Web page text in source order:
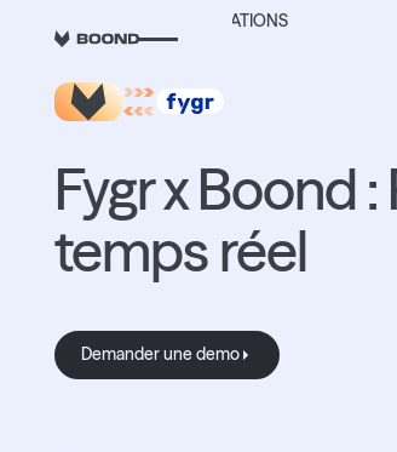
RETOUR AUX INTEGRATIONS
Fygr x Boond
temps réel
Demander une demo
Demander une demo